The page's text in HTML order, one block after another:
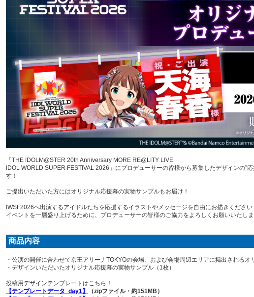
「THE IDOLM@STER 20th Anniversary MORE RE@LITY LIVE
IDOL WORLD SUPER FESTIVAL 2026」にプロデューサーの皆様から募集したデザインの”
す！
ご提出いただいた方にはオリジナル応援幕の実物サンプルもお届け！
IWSF2026へ出演するアイドルたちを応援するイラストやメッセージを自由にお描きください
イベントを一層盛り上げるために、プロデューサーの皆様のご協力をよろしくお願いいたし
商品内容
・公演の開催に合わせて京王アリーナTOKYOの会場、および会場周辺エリアに掲出される
・デザインいただいたオリジナル応援幕の実物サンプル（1枚）
投稿用デザインテンプレートはこちら！
【テンプレートデータ_day1】
（zipファイル・約151MB）